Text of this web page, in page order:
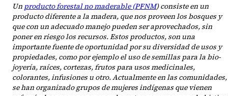
Un producto forestal no maderable (PFNM) consiste en un
producto diferente a la madera, que nos proveen los bosques y
que con un adecuado manejo pueden ser aprovechados, sin
poner en riesgo los recursos. Estos productos, son una
importante fuente de oportunidad por su diversidad de usos y
propiedades, como por ejemplo el uso de semillas para la bio-
joyería, raíces, cortezas, frutos para usos medicinales,
colorantes, infusiones u otro. Actualmente en las comunidades,
se han organizado grupos de mujeres indígenas que vienen